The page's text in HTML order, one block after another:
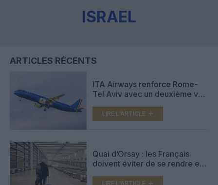
ISRAEL
ARTICLES RÉCENTS
ITA Airways renforce Rome-
Tel Aviv avec un deuxième vol
LIRE L'ARTICLE
Quai d’Orsay : les Français
doivent éviter de se rendre en
LIRE L'ARTICLE